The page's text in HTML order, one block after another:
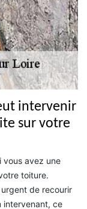
intervenir
sur votre
vous avez une
toiture.
de recourir
intervenant, ce